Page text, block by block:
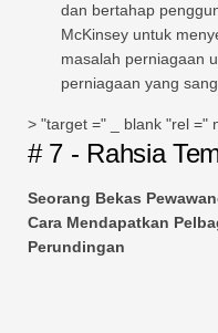
dan bertahap
McKinsey untuk
masalah perniagaan
perniagaan yang
> "target =" _ blank "rel ="
# 7 - Rahsia
Seorang Bekas
Cara Mendapatkan
Perundingan